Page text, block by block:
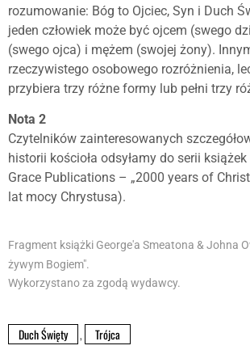
rozumowanie: Bóg to Ojciec, Syn i Duch
jeden człowiek może być ojcem (swego
(swego ojca) i mężem (swojej żony).
rzeczywistego osobowego rozróżnienia,
przybiera trzy różne formy lub pełni trzy
Nota 2
Czytelników zainteresowanych
historii kościoła odsyłamy do serii
Grace Publications – „2000 years of
lat mocy Chrystusa).
Fragment książki George'a Smeatona & Johna
żywym Bogiem".
Wykorzystano za zgodą wydawcy.
Duch Święty , Trójca